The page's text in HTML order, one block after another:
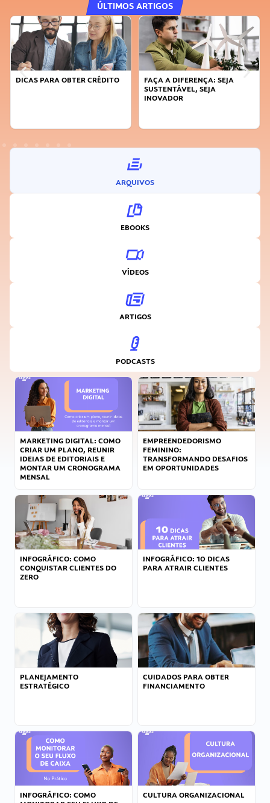
ÚLTIMOS ARTIGOS
DICAS PARA OBTER CRÉDITO
FAÇA A DIFERENÇA: SEJA
SUSTENTÁVEL, SEJA
INOVADOR
ARQUIVOS
EBOOKS
VÍDEOS
ARTIGOS
PODCASTS
MARKETING DIGITAL: COMO
CRIAR UM PLANO, REUNIR
IDEIAS DE EDITORIAIS E
MONTAR UM CRONOGRAMA
MENSAL
EMPREENDEDORISMO
FEMININO:
TRANSFORMANDO DESAFIOS
EM OPORTUNIDADES
INFOGRÁFICO: COMO
CONQUISTAR CLIENTES DO
ZERO
INFOGRÁFICO: 10 DICAS
PARA ATRAIR CLIENTES
PLANEJAMENTO
ESTRATÉGICO
CUIDADOS PARA OBTER
FINANCIAMENTO
INFOGRÁFICO: COMO
CULTURA ORGANIZACIONAL